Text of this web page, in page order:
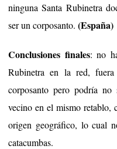
ninguna Santa Rubinetra
ser un corposanto. (España)
Conclusiones finales: no
Rubinetra en la red,
corposanto pero podría
vecino en el mismo retablo,
origen geográfico, lo cual
catacumbas.